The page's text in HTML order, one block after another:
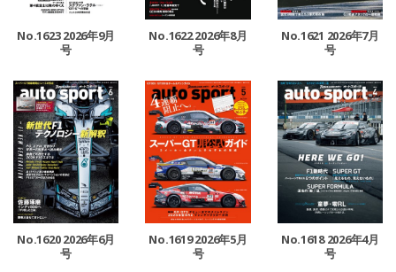
No.1623 2026年9月
号
No.1622 2026年8月
号
No.1621 2026年7月
号
No.1620 2026年6月
号
No.1619 2026年5月
号
No.1618 2026年4月
号